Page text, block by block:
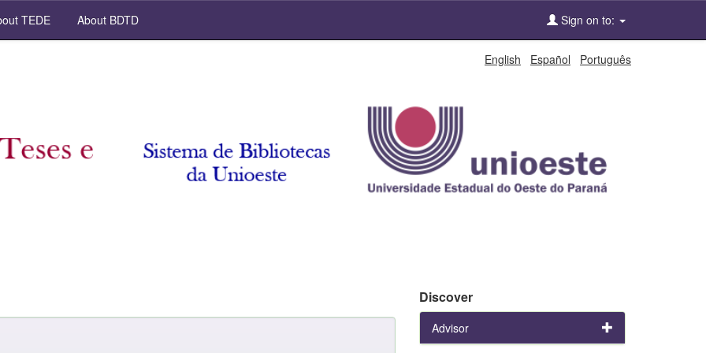
TEDE About BDTD Sign on to:
English Español Português
Discover
Advisor